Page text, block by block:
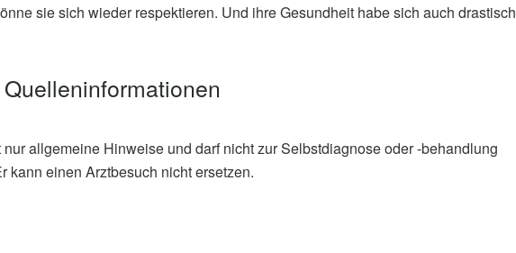
sie sich wieder respektieren. Und ihre Gesundheit habe sich auch drastisch
allgemeine Hinweise und darf nicht zur Selbstdiagnose oder -behandlung
kann einen Arztbesuch nicht ersetzen.